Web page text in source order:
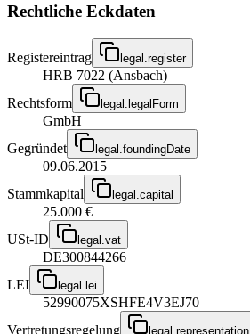
Rechtliche Eckdaten
Registereintrag legal.register
HRB 7022 (Ansbach)
Rechtsform
legal.legalForm
GmbH
Gegründet
legal.foundingDate
09.06.2015
Stammkapital
legal.capital
25.000 €
USt-ID
legal.vat
DE300844266
LEI
legal.lei
52990075XSHFE4V3EJ70
Vertretungsregelung
legal.representation